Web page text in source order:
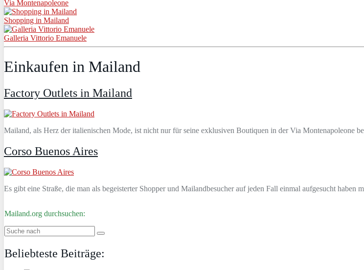
Via Montenapoleone
Shopping in Mailand
Galleria Vittorio Emanuele
Einkaufen in Mailand
Factory Outlets in Mailand
Mailand, als Herz der italienischen Mode, ist nicht nur für seine exklusiven Boutiquen in der Via Montenapoleone
Corso Buenos Aires
Es gibt eine Straße, die man als begeisterter Shopper und Mailandbesucher auf jeden Fall einmal aufgesucht
Mailand.org durchsuchen:
Beliebteste Beiträge: